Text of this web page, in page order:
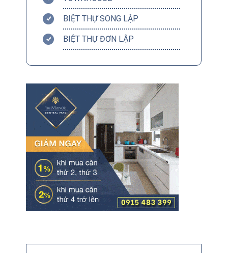
BIỆT THỰ SONG LẬP
BIỆT THỰ ĐƠN LẬP